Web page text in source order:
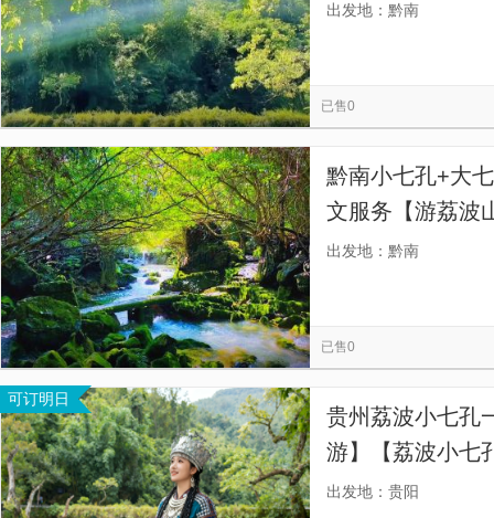
出发地：黔南
已售0
黔南小七孔+大
文服务【游荔波
中国天眼，一日
出发地：黔南
已售0
可订明日
贵州荔波小七孔
游】【荔波小七
依族苗族自治州
出发地：贵阳